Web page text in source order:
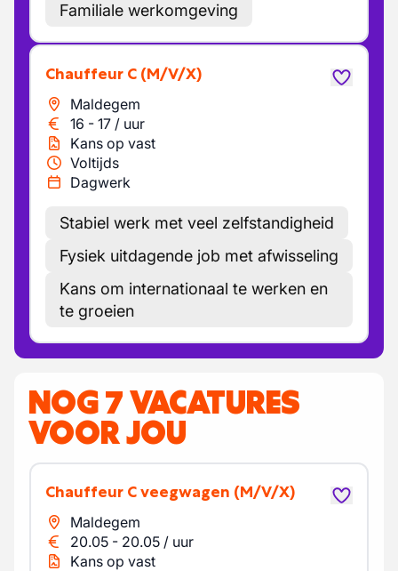
Familiale werkomgeving
Chauffeur C (M/V/X)
Maldegem
16 - 17 / uur
Kans op vast
Voltijds
Dagwerk
Stabiel werk met veel zelfstandigheid
Fysiek uitdagende job met afwisseling
Kans om internationaal te werken en
te groeien
NOG 7 VACATURES
VOOR JOU
Chauffeur C veegwagen (M/V/X)
Maldegem
20.05 - 20.05 / uur
Kans op vast